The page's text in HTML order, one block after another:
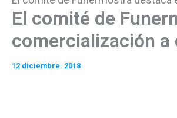
El comité de
comercialización a
12 diciembre. 2018